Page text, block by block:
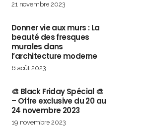
21 novembre 2023
Donner vie aux murs : La
beauté des fresques
murales dans
l’architecture moderne
6 août 2023
🎨 Black Friday Spécial 🎨
– Offre exclusive du 20 au
24 novembre 2023
19 novembre 2023